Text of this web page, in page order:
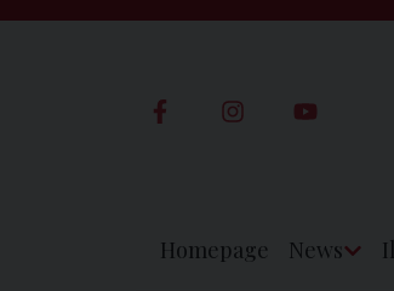
Homepage News